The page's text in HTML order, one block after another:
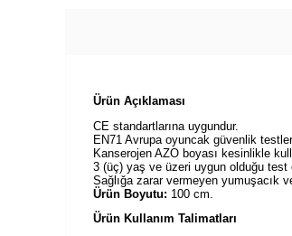
Ürün Açıklaması
CE standartlarına uygundur.
EN71 Avrupa oyuncak güvenlik
Kanserojen AZO boyası kesinlikle
3 (üç) yaş ve üzeri uygun olduğu test
Sağlığa zarar vermeyen yumuşacık
Ürün Boyutu: 100 cm.
Ürün Kullanım Talimatları